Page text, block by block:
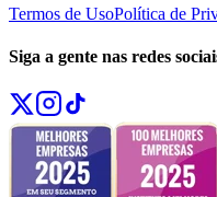
Termos de UsoPolítica de
Siga a gente nas redes